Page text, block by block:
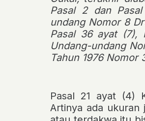
Pasal 2 dan
undang Nomor 8
Pasal 36 ayat (7),
Undang-undang
Tahun 1976 Nomor
Pasal 21 ayat (4)
Artinya ada ukuran